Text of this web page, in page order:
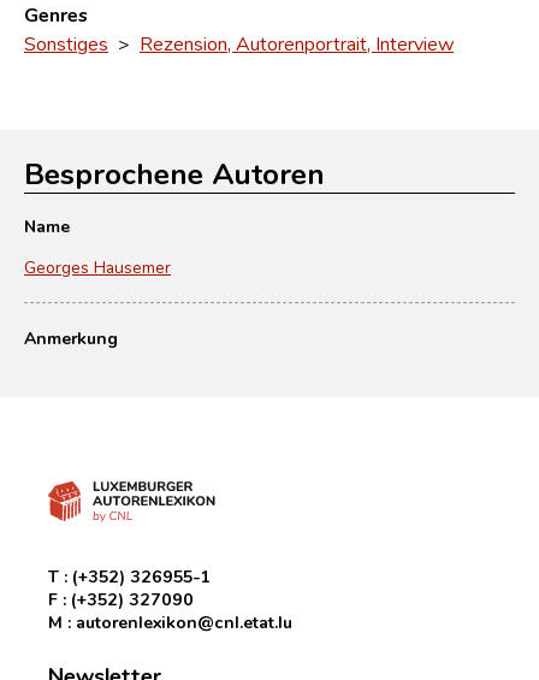
Genres
Sonstiges > Rezension, Autorenportrait, Interview
Besprochene Autoren
Name
Georges Hausemer
Anmerkung
T : (+352) 326955-1
F : (+352) 327090
M : autorenlexikon@cnl.etat.lu